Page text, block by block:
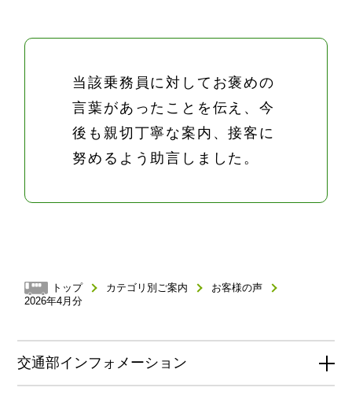
当該乗務員に対してお褒めの
言葉があったことを伝え、今
後も親切丁寧な案内、接客に
努めるよう助言しました。
トップ カテゴリ別ご案内
お客様の声
2026年4月分
交通部インフォメーション